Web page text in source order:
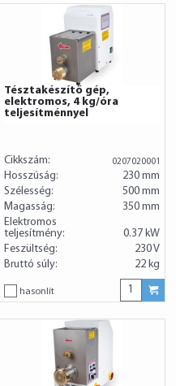
Tésztakészítő gép,
elektromos, 4 kg/óra
teljesítménnyel
Cikkszám: 0207020001
Hosszúság:
230 mm
Szélesség:
500 mm
Magasság:
350 mm
Elektromos
teljesítmény:
0.37 kW
Feszültség:
230 V
Bruttó súly:
22 kg
hasonlít